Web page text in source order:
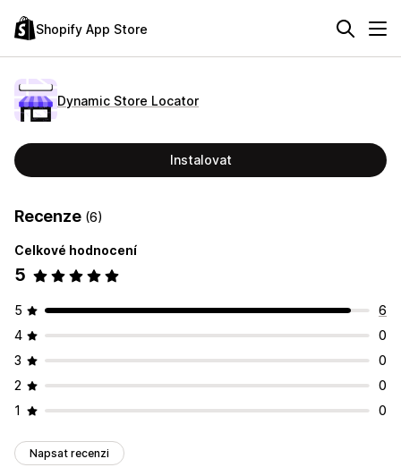
Shopify App Store
Dynamic Store Locator
Instalovat
Recenze (6)
Celkové hodnocení
5
5
6
4
0
3
0
2
0
1
0
Napsat recenzi